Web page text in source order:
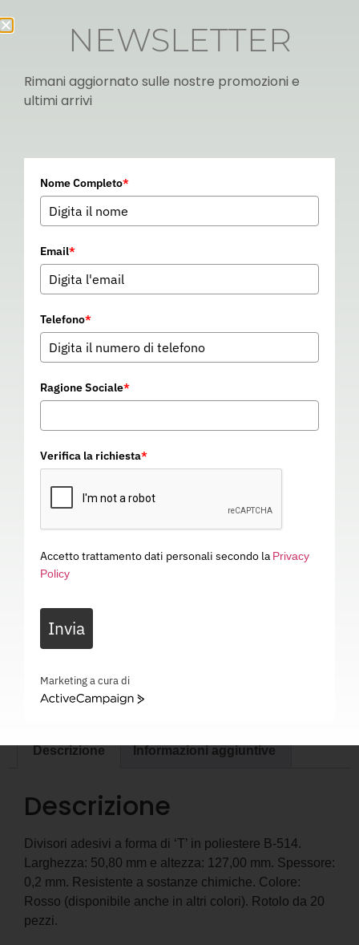
DIVISORI “T” ADESIVI 50,80
X 127,00 ROSSO
DIVISORI “T” ADESIVI 50,80 X 127,00 ROSSO – SEGNALETICA – 15D130
Descrizione Informazioni aggiuntive
Descrizione
Divisori adesivi a forma di ‘T’ in poliestere B-514.
Larghezza: 50,80 mm e altezza: 127,00 mm. Spessore:
0,2 mm. Resistente a sostanze chimiche. Colore:
Rosso (disponibile anche in altri colori). Rotolo da 20
pezzi.
NEWSLETTER
Rimani aggiornato sulle nostre promozioni e
ultimi arrivi
Nome Completo*
Email*
Telefono*
Ragione Sociale*
Verifica la richiesta*
Accetto trattamento dati personali secondo la Privacy
Policy
Invia
Marketing a cura di
ActiveCampaign